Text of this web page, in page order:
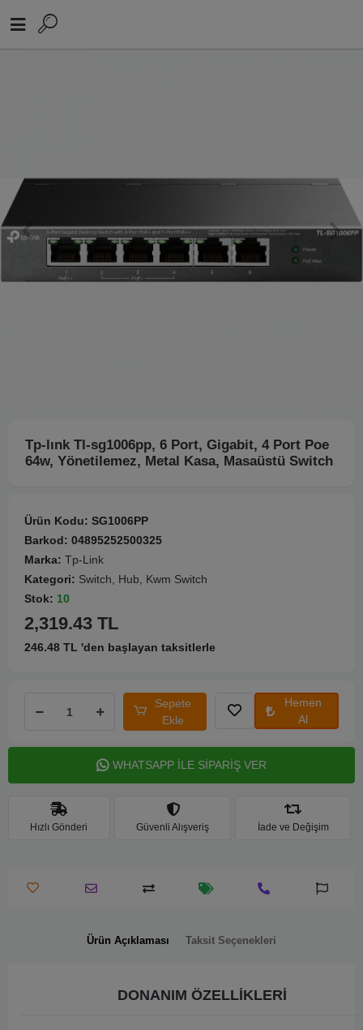
Tp-lınk Tl-sg1006pp, 6 Port, Gigabit, 4 Port Poe
64w, Yönetilemez, Metal Kasa, Masaüstü Switch
Ürün Kodu: SG1006PP
Barkod: 04895252500325
Marka: Tp-Link
Kategori: Switch, Hub, Kwm Switch
Stok: 10
2,319.43 TL
246.48 TL 'den başlayan taksitlerle
Sepete
Ekle
Hemen
Al
WHATSAPP İLE SİPARİŞ VER
Hızlı Gönderi Güvenli Alışveriş İade ve Değişim
Ürün Açıklaması Taksit Seçenekleri
DONANIM ÖZELLİKLERİ